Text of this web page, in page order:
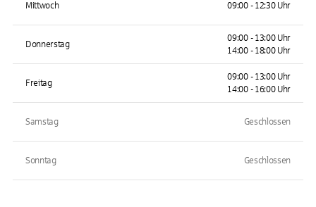
Mittwoch 09:00 - 12:30 Uhr
Donnerstag
09:00 - 13:00 Uhr
14:00 - 18:00 Uhr
Freitag
09:00 - 13:00 Uhr
14:00 - 16:00 Uhr
Samstag Geschlossen
Sonntag Geschlossen